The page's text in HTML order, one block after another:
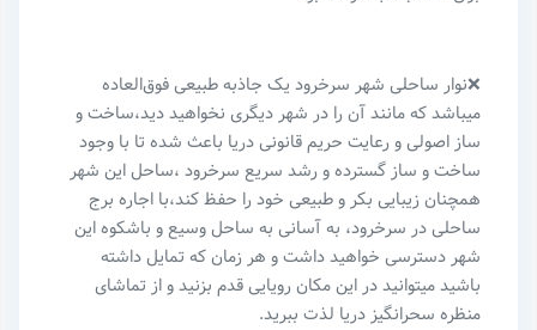
❌نوار ساحلی شهر سرخرود یک جاذبه‌ طبیعی فوق‌العاده
میباشد که مانند آن را در شهر دیگری نخواهید دید،ساخت و
ساز اصولی ‌و رعایت حریم قانونی دریا باعث شده تا با وجود
ساخت و ساز گسترده و رشد سریع سرخرود ،ساحل این شهر
همچنان زیبایی بکر و طبیعی خود را حفظ کند،با اجاره برج
ساحلی در سرخرود، به آسانی به ساحل وسیع و باشکوه این
شهر دسترسی خواهید داشت و هر زمان که تمایل داشته
باشید میتوانید در این مکان رویایی قدم بزنید و از تماشای
منظره سحرانگیز دریا لذت ببرید‌.